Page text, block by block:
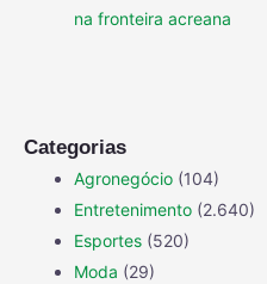
na fronteira acreana
Categorias
Agronegócio (104)
Entretenimento (2.640)
Esportes (520)
Moda (29)